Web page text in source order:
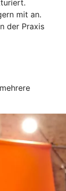
mit an.
der Praxis